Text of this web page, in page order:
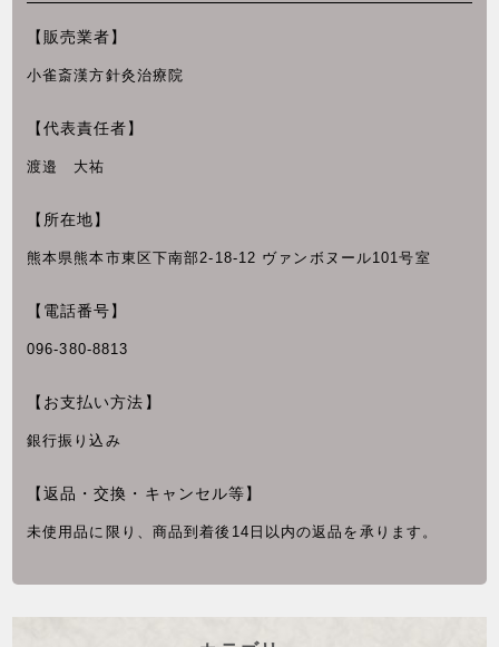
【販売業者】
小雀斎漢方針灸治療院
【代表責任者】
渡邉 大祐
【所在地】
熊本県熊本市東区下南部2-18-12 ヴァンボヌール101号室
【電話番号】
096-380-8813
【お支払い方法】
銀行振り込み
【返品・交換・キャンセル等】
未使用品に限り、商品到着後14日以内の返品を承ります。